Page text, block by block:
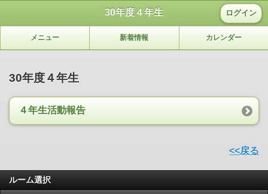
30年度４年生 ログイン
メニュー 新着情報 カレンダー
30年度４年生
４年生活動報告
<<戻る
ルーム選択